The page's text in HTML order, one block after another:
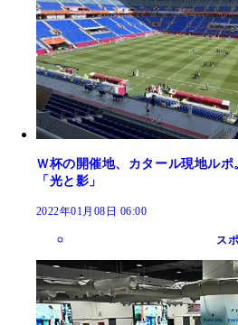
Ｗ杯の開催地、カタール現地ル
「光と影」
2022年01月08日 06:00
ス